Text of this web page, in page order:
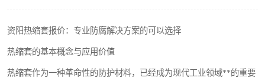
资阳热缩套报价：专业防腐解决方案的可以选择
热缩套的基本概念与应用价值
热缩套作为一种革命性的防护材料，已经成为现代工业领域**的重要